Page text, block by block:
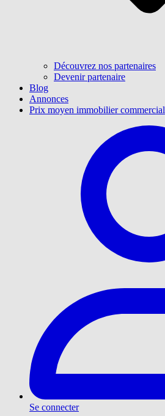
Découvrez nos partenaires
Devenir partenaire
Blog
Annonces
Prix moyen immobilier commercial
Se connecter